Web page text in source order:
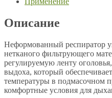
Описание
Неформованный респиратор
нетканого фильтрующего
регулируемую ленту
выдоха, который
температуры в подмасочном
комфортные условия для